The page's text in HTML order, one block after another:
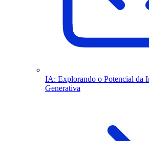
IA: Explorando o Potencial da
Generativa